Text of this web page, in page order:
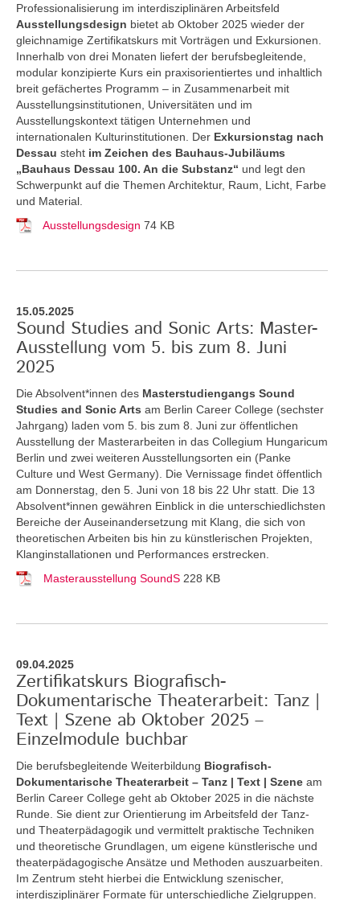
Professionalisierung im interdisziplinären Arbeitsfeld
Ausstellungsdesign bietet ab Oktober 2025 wieder der
gleichnamige Zertifikatskurs mit Vorträgen und Exkursionen.
Innerhalb von drei Monaten liefert der berufsbegleitende,
modular konzipierte Kurs ein praxisorientiertes und inhaltlich
breit gefächertes Programm – in Zusammenarbeit mit
Ausstellungsinstitutionen, Universitäten und im
Ausstellungskontext tätigen Unternehmen und
internationalen Kulturinstitutionen. Der Exkursionstag nach
Dessau steht im Zeichen des Bauhaus-Jubiläums
„Bauhaus Dessau 100. An die Substanz“ und legt den
Schwerpunkt auf die Themen Architektur, Raum, Licht, Farbe
und Material.
Ausstellungsdesign 74 KB
15.05.2025
Sound Studies and Sonic Arts: Master-
Ausstellung vom 5. bis zum 8. Juni
2025
Die Absolvent*innen des Masterstudiengangs Sound
Studies and Sonic Arts am Berlin Career College (sechster
Jahrgang) laden vom 5. bis zum 8. Juni zur öffentlichen
Ausstellung der Masterarbeiten in das Collegium Hungaricum
Berlin und zwei weiteren Ausstellungsorten ein (Panke
Culture und West Germany). Die Vernissage findet öffentlich
am Donnerstag, den 5. Juni von 18 bis 22 Uhr statt. Die 13
Absolvent*innen gewähren Einblick in die unterschiedlichsten
Bereiche der Auseinandersetzung mit Klang, die sich von
theoretischen Arbeiten bis hin zu künstlerischen Projekten,
Klanginstallationen und Performances erstrecken.
Masterausstellung SoundS 228 KB
09.04.2025
Zertifikatskurs Biografisch-
Dokumentarische Theaterarbeit: Tanz |
Text | Szene ab Oktober 2025 –
Einzelmodule buchbar
Die berufsbegleitende Weiterbildung Biografisch-
Dokumentarische Theaterarbeit – Tanz | Text | Szene am
Berlin Career College geht ab Oktober 2025 in die nächste
Runde. Sie dient zur Orientierung im Arbeitsfeld der Tanz-
und Theaterpädagogik und vermittelt praktische Techniken
und theoretische Grundlagen, um eigene künstlerische und
theaterpädagogische Ansätze und Methoden auszuarbeiten.
Im Zentrum steht hierbei die Entwicklung szenischer,
interdisziplinärer Formate für unterschiedliche Zielgruppen.